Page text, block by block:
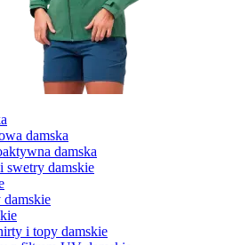
damska
damska
swetry damskie
i topy damskie